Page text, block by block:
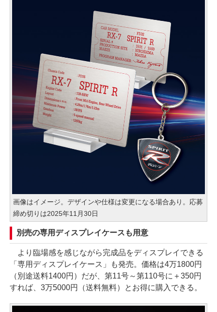
画像はイメージ。デザインや仕様は変更になる場合あり。応募
締め切りは2025年11月30日
別売の専用ディスプレイケースも用意
より臨場感を感じながら完成品をディスプレイできる
「専用ディスプレイケース」も発売。価格は4万1800円
（別途送料1400円）だが、第11号～第110号に＋350円
すれば、3万5000円（送料無料）とお得に購入できる。